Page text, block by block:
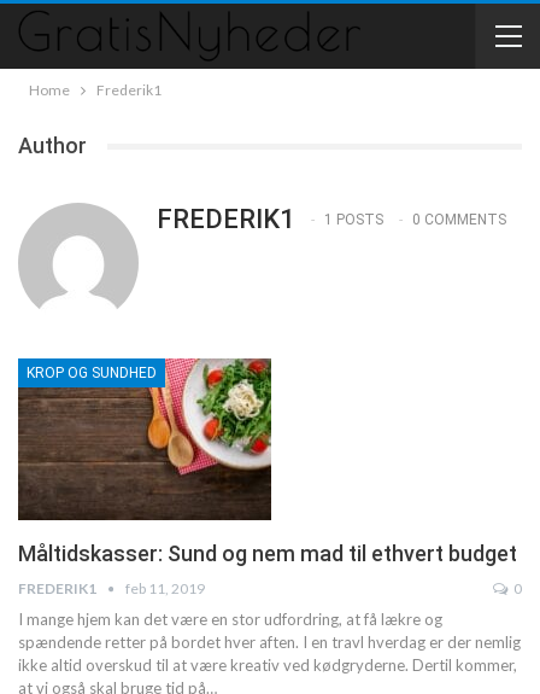
Home Frederik1
Author
FREDERIK1 1 POSTS 0 COMMENTS
KROP OG SUNDHED
Måltidskasser: Sund og nem mad til ethvert budget
FREDERIK1 feb 11, 2019 0
I mange hjem kan det være en stor udfordring, at få lækre og
spændende retter på bordet hver aften. I en travl hverdag er der nemlig
ikke altid overskud til at være kreativ ved kødgryderne. Dertil kommer,
at vi også skal bruge tid på…